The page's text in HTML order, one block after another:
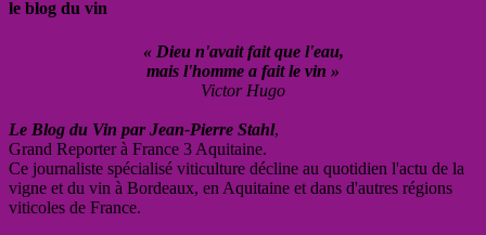
le blog du vin
« Dieu n'avait fait que l'eau,
mais l'homme a fait le vin »
Victor Hugo
Le Blog du Vin par Jean-Pierre Stahl,
Grand Reporter à France 3 Aquitaine.
Ce journaliste spécialisé viticulture décline au quotidien l'actu de la
vigne et du vin à Bordeaux, en Aquitaine et dans d'autres régions
viticoles de France.